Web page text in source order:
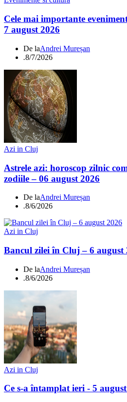
Cele mai importante
7 august 2026
De laAndrei Mureșan
.8/7/2026
Azi in Cluj
Astrele azi: horoscop zilnic
zodiile – 06 august 2026
De laAndrei Mureșan
.8/6/2026
Azi in Cluj
Bancul zilei în Cluj – 6 august
De laAndrei Mureșan
.8/6/2026
Azi in Cluj
Ce s-a întamplat ieri - 5